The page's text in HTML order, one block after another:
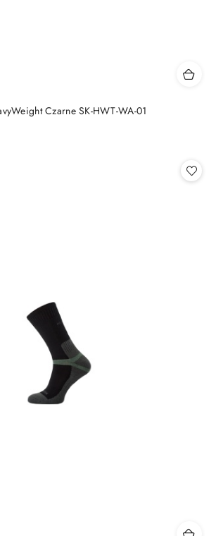
Czarne SK-HWT-WA-01